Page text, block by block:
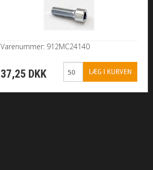
Varenummer: 912MC24140
37,25 DKK